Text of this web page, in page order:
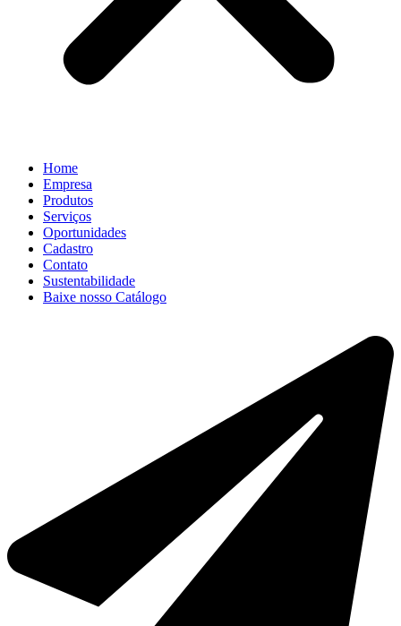
Home
Empresa
Produtos
Serviços
Oportunidades
Cadastro
Contato
Sustentabilidade
Baixe nosso Catálogo